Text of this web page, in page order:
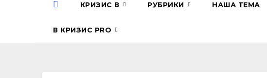
КРИЗИС В РУБРИКИ НАША ТЕМА
В КРИЗИС PRO